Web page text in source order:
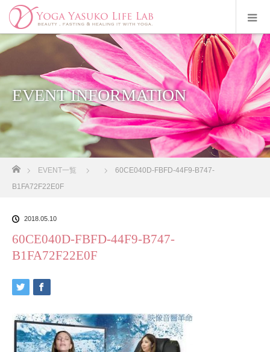
EVENT INFORMATION
EVENT一覧
60CE040D-FBFD-44F9-B747-
B1FA72F22E0F
2018.05.10
60CE040D-FBFD-44F9-B747-
B1FA72F22E0F